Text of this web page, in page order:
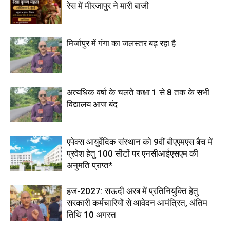
रेस में मीरजापुर ने मारी बाजी
मिर्जापुर में गंगा का जलस्तर बढ़ रहा है
अत्यधिक वर्षा के चलते कक्षा 1 से 8 तक के सभी
विद्यालय आज बंद
एपेक्स आयुर्वेदिक संस्थान को 9वीं बीएएमएस बैच में
प्रवेश हेतु 100 सीटों पर एनसीआईएसएम की
अनुमति प्राप्त*
हज-2027: सऊदी अरब में प्रतिनियुक्ति हेतु
सरकारी कर्मचारियों से आवेदन आमंत्रित, अंतिम
तिथि 10 अगस्त